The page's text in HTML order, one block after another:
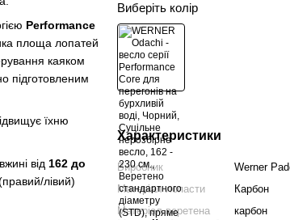
Performance
площа лопатей
каяком
підготовленим
їхню
від 162 до
лівий)
Виберіть колір
Характеристики
Виробник
Werner
Матеріал лопасти
Карбон
Матеріал веретена
карбон